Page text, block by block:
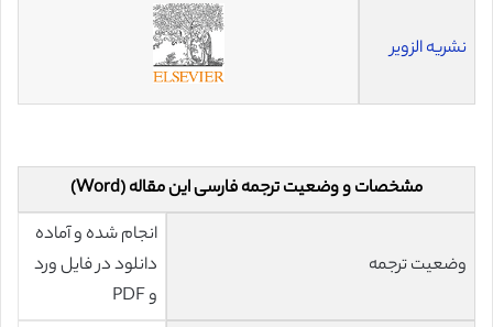
نشریه الزویر
مشخصات و وضعیت ترجمه فارسی این مقاله (Word)
وضعیت ترجمه
انجام شده و آماده
دانلود در فایل ورد
و PDF